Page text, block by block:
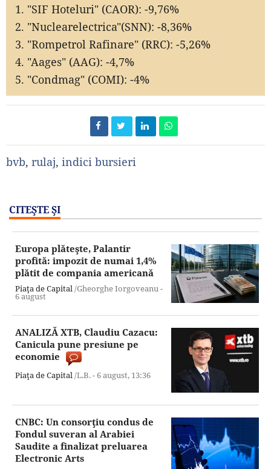
1. "SIF Hoteluri" (CAOR): -9,76%
2. "Nuclearelectrica"(SNN): -8,36%
3. "Rompetrol Rafinare" (RRC): -5,26%
4. "Aages" (AAG): -4,7%
5. "Condmag" (COMI): -4%
bvb, rulaj, indici bursieri
CITEŞTE ŞI
Europa plăteşte, Palantir
profită: impozit de numai 1,4%
plătit de compania americană
Piaţa de Capital/Gheorghe Iorgoveanu -
6 august
ANALIZĂ XTB, Claudiu Cazacu:
Canicula pune presiune pe
economie
Piaţa de Capital/L.B. -6 august, 13:36
CNBC: Un consorţiu condus de
Fondul suveran al Arabiei
Saudite a finalizat preluarea
Electronic Arts